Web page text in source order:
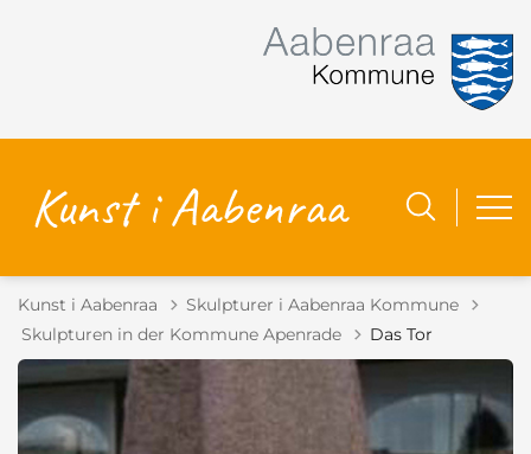
Kunst i Aabenraa
Skulpturer i Aabenraa Kommune
Tilbage til
Skulpturen in der Kommune Apenrade Das Tor